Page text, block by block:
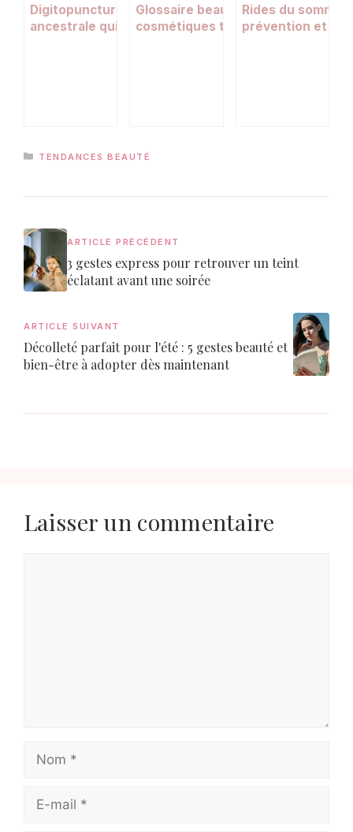
Digitopuncture visage : la technique
ancestrale qui aide à atténuer les
Glossaire beauté : 10 termes
cosmétiques tendance décryptés
Rides du
prévention et
CATÉGORIES
TENDANCES BEAUTÉ
ARTICLE PRÉCÉDENT
3 gestes express pour retrouver un teint
éclatant avant une soirée
ARTICLE SUIVANT
Décolleté parfait pour l'été : 5 gestes beauté et
bien-être à adopter dès maintenant
Laisser un commentaire
mail